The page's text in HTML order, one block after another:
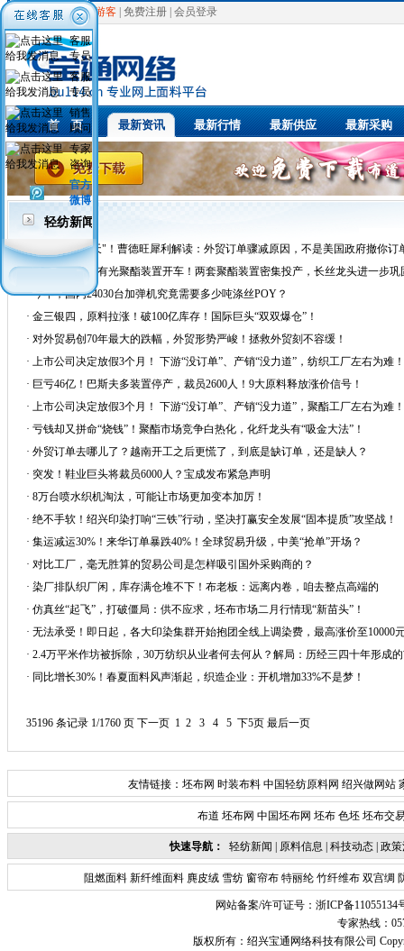
欢迎光临，游客 免费注册 会员登录
首 页 最新资讯 最新行情 最新供应 最新采购
轻纺新闻
"很漫长的冬天"！曹德旺犀利解读：外贸订单骤减原因，不是美国政府撤你订
·桐昆嘉通首套有光聚酯装置开车！两套聚酯装置密集投产，长丝龙头进一步巩
·今年，国内24030台加弹机究竟需要多少吨涤丝POY？
· 金三银四，原料拉涨！破100亿库存！国际巨头“双双爆仓”！
· 对外贸易创70年最大的跌幅，外贸形势严峻！拯救外贸刻不容缓！
· 上市公司决定放假3个月！ 下游“没订单”、产销“没力道”，纺织工厂左右为难！
· 巨亏46亿！巴斯夫多装置停产，裁员2600人！9大原料释放涨价信号！
· 上市公司决定放假3个月！ 下游“没订单”、产销“没力道”，聚酯工厂左右为难！
· 亏钱却又拼命“烧钱”！聚酯市场竞争白热化，化纤龙头有“吸金大法”！
· 外贸订单去哪儿了？越南开工之后更慌了，到底是缺订单，还是缺人？
· 突发！鞋业巨头将裁员6000人？宝成发布紧急声明
· 8万台喷水织机淘汰，可能让市场更加变本加厉！
· 绝不手软！绍兴印染打响“三铁”行动，坚决打赢安全发展“固本提质”攻坚战！
· 集运减运30%！来华订单暴跌40%！全球贸易升级，中美“抢单”开场？
· 对比工厂，毫无胜算的贸易公司是怎样吸引国外采购商的？
· 染厂排队织厂闲，库存满仓堆不下！布老板：远离内卷，咱去整点高端的
· 仿真丝“起飞”，打破僵局：供不应求，坯布市场二月行情现“新苗头”！
· 无法承受！即日起，各大印染集群开始抱团全线上调染费，最高涨价至10000
· 2.4万平米作坊被拆除，30万纺织从业者何去何从？解局：历经三四十年形成
· 同比增长30%！春夏面料风声渐起，织造企业：开机增加33%不是梦！
35196 条记录 1/1760 页 下一页 1 2 3 4 5 下5页 最后一页
友情链接： 坯布网 时装布料 中国轻纺原料网 绍兴做网站
布道 坯布网 中国坯布网 坯布 色坯 坯布交
快速导航： 轻纺新闻 原料信息 科技动态| 政
阻燃面料新纤维面料麂皮绒雪纺窗帘布特丽纶竹纤维布双宫绸
网站备案/许可证号： 浙ICP备11055134
专家热线：
版权所有： 绍兴宝通网络科技有限公司
客服
专员
客服
专员
销售
顾问
专家
咨询
官方
微博